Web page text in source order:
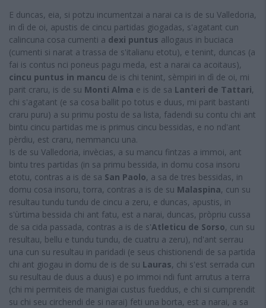
E duncas, eia, si potzu incumentzai a narai ca is de su Valledoria,
in dì de oi, apustis de cincu partidas giogadas, s'agatant cun
calincuna cosa cumenti a dexi puntus allogaus in buciaca
(cumenti si narat a trassa de s'italianu etotu), e tenint, duncas (a
fai is contus nci poneus pagu meda, est a narai ca acoitaus),
cincu puntus in mancu de is chi tenint, sèmpiri in dì de oi, mi
parit craru, is de su Monti Alma e is de sa Lanteri de Tattari,
chi s'agatant (e sa cosa ballit po totus e duus, mi parit bastanti
craru puru) a su primu postu de sa lista, fadendi su contu chi ant
bintu cincu partidas me is primus cincu bessidas, e no nd'ant
pèrdiu, est craru, nemmancu una.
Is de su Valledoria, invècias, a su mancu fintzas a immoi, ant
bintu tres partidas (in sa primu bessida, in domu cosa insoru
etotu, contras a is de sa San Paolo, a sa de tres bessidas, in
domu cosa insoru, torra, contras a is de su Malaspina, cun su
resultau tundu tundu de cincu a zeru, e duncas, apustis, in
s'ùrtima bessida chi ant fatu, est a narai, duncas, pròpriu cussa
de sa cida passada, contras a is de s'Atleticu de Sorso, cun su
resultau, bellu e tundu tundu, de cuatru a zeru), nd'ant serrau
una cun su resultau in paridadi (e seus chistionendi de sa partida
chi ant giogau in domu de is de su Lauras, chi s'est serrada cun
su resultau de duus a duus) e po immoi ndi funt arrutus a terra
(chi mi permiteis de manigiai custus fueddus, e chi si cumprendit
su chi seu circhendi de si narai) feti una borta, est a narai, a sa